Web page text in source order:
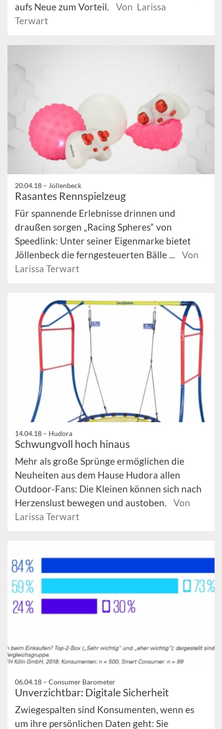
aufs Neue zum Vorteil.
Von Larissa
Terwart
20.04.18 – Jöllenbeck
Rasantes Rennspielzeug
Für spannende Erlebnisse drinnen und
draußen sorgen „Racing Spheres“ von
Speedlink: Unter seiner Eigenmarke bietet
Jöllenbeck die ferngesteuerten Bälle ...
Von
Larissa Terwart
14.04.18 – Hudora
Schwungvoll hoch hinaus
Mehr als große Sprünge ermöglichen die
Neuheiten aus dem Hause Hudora allen
Outdoor-Fans: Die Kleinen können sich nach
Herzenslust bewegen und austoben.
Von
Larissa Terwart
06.04.18 – Consumer Barometer
Unverzichtbar: Digitale Sicherheit
Zwiegespalten sind Konsumenten, wenn es
um ihre persönlichen Daten geht: Sie